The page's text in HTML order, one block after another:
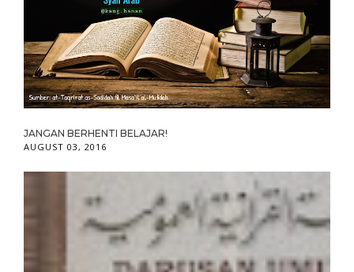
JANGAN BERHENTI BELAJAR!
AUGUST 03, 2016